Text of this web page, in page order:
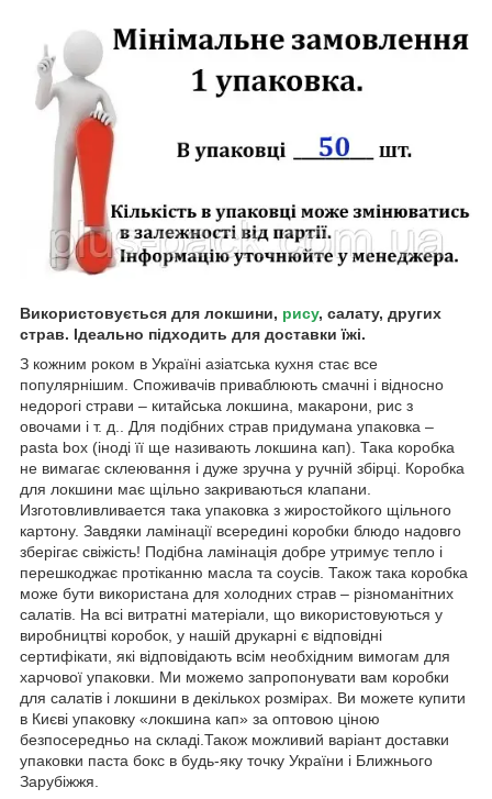
Використовується для локшини, рису, салату, других
страв. Ідеально підходить для доставки їжі.
З кожним роком в Україні азіатська кухня стає все
популярнішим. Споживачів приваблюють смачні і відносно
недорогі страви – китайська локшина, макарони, рис з
овочами і т. д.. Для подібних страв придумана упаковка –
pasta box (іноді її ще називають локшина кап). Така коробка
не вимагає склеювання і дуже зручна у ручній збірці. Коробка
для локшини має щільно закриваються клапани.
Изготовливливается така упаковка з жиростойкого щільного
картону. Завдяки ламінації всередині коробки блюдо надовго
зберігає свіжість! Подібна ламінація добре утримує тепло і
перешкоджає протіканню масла та соусів. Також така коробка
може бути використана для холодних страв – різноманітних
салатів. На всі витратні матеріали, що використовуються у
виробництві коробок, у нашій друкарні є відповідні
сертифікати, які відповідають всім необхідним вимогам для
харчової упаковки. Ми можемо запропонувати вам коробки
для салатів і локшини в декількох розмірах. Ви можете купити
в Києві упаковку «локшина кап» за оптовою ціною
безпосередньо на складі.Також можливий варіант доставки
упаковки паста бокс в будь-яку точку України і Ближнього
Зарубіжжя.